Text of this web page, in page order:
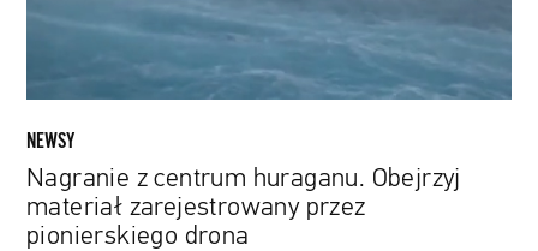
NEWSY
Nagranie z centrum huraganu. Obejrzyj
materiał zarejestrowany przez
pionierskiego drona